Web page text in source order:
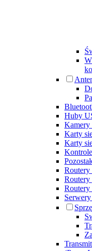
Huby
Kamery
Karty
Karty
Routery
Routery
Routery